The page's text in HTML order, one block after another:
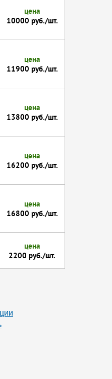
цена
10000 руб./шт.
цена
11900 руб./шт.
цена
13800 руб./шт.
цена
16200 руб./шт.
цена
16800 руб./шт.
цена
2200 руб./шт.